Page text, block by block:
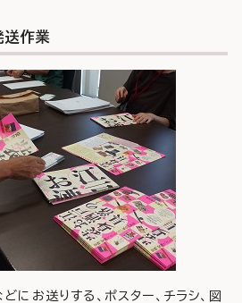
送作業
にお送りする、ポスター、チラシ、図